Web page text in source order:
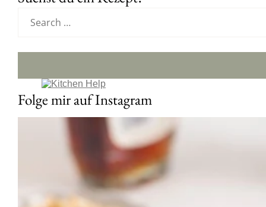
Folge mir auf Instagram